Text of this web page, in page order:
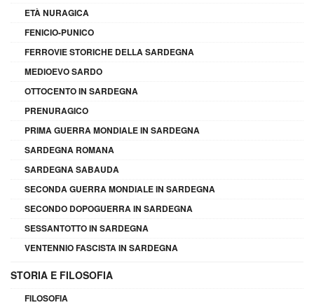
ETÀ NURAGICA
FENICIO-PUNICO
FERROVIE STORICHE DELLA SARDEGNA
MEDIOEVO SARDO
OTTOCENTO IN SARDEGNA
PRENURAGICO
PRIMA GUERRA MONDIALE IN SARDEGNA
SARDEGNA ROMANA
SARDEGNA SABAUDA
SECONDA GUERRA MONDIALE IN SARDEGNA
SECONDO DOPOGUERRA IN SARDEGNA
SESSANTOTTO IN SARDEGNA
VENTENNIO FASCISTA IN SARDEGNA
STORIA E FILOSOFIA
FILOSOFIA